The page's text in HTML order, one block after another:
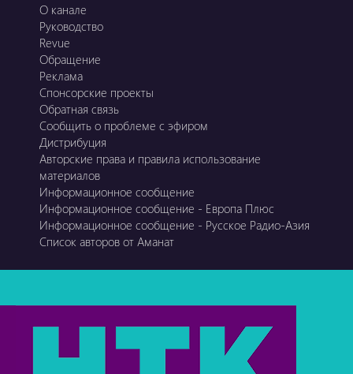
О канале
Руководство
Revue
Обращение
Реклама
Спонсорские проекты
Обратная связь
Сообщить о проблеме с эфиром
Дистрибуция
Авторские права и правила использование
материалов
Информационное сообщение
Информационное сообщение - Европа Плюс
Информационное сообщение - Русское Радио-Азия
Список авторов от Аманат